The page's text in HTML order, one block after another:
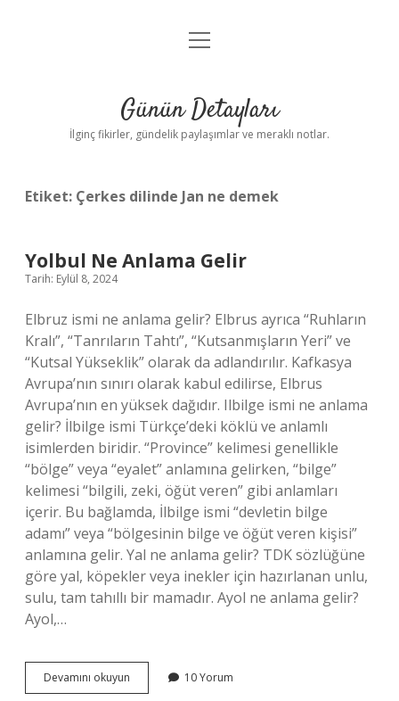
Gizlilik Politikası
Yasal Uyarı
menüyü
Günün Detayları
İlginç fikirler, gündelik paylaşımlar ve meraklı notlar.
Etiket: Çerkes dilinde Jan ne demek
Yolbul Ne Anlama Gelir
Tarih: Eylül 8, 2024
Elbruz ismi ne anlama gelir? Elbrus ayrıca “Ruhların
Kralı”, “Tanrıların Tahtı”, “Kutsanmışların Yeri” ve
“Kutsal Yükseklik” olarak da adlandırılır. Kafkasya
Avrupa’nın sınırı olarak kabul edilirse, Elbrus
Avrupa’nın en yüksek dağıdır. Ilbilge ismi ne anlama
gelir? İlbilge ismi Türkçe’deki köklü ve anlamlı
isimlerden biridir. “Province” kelimesi genellikle
“bölge” veya “eyalet” anlamına gelirken, “bilge”
kelimesi “bilgili, zeki, öğüt veren” gibi anlamları
içerir. Bu bağlamda, İlbilge ismi “devletin bilge
adamı” veya “bölgesinin bilge ve öğüt veren kişisi”
anlamına gelir. Yal ne anlama gelir? TDK sözlüğüne
göre yal, köpekler veya inekler için hazırlanan unlu,
sulu, tam tahıllı bir mamadır. Ayol ne anlama gelir?
Ayol,…
Devamını okuyun
Ne
10 Yorum